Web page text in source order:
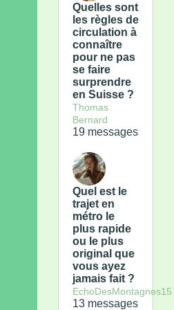
Quelles sont
les règles de
circulation à
connaître
pour ne pas
se faire
surprendre
en Suisse ?
Thomas
Bernard
19 messages
Quel est le
trajet en
métro le
plus rapide
ou le plus
original que
vous ayez
jamais fait ?
EchoDesMontagnes15
13 messages